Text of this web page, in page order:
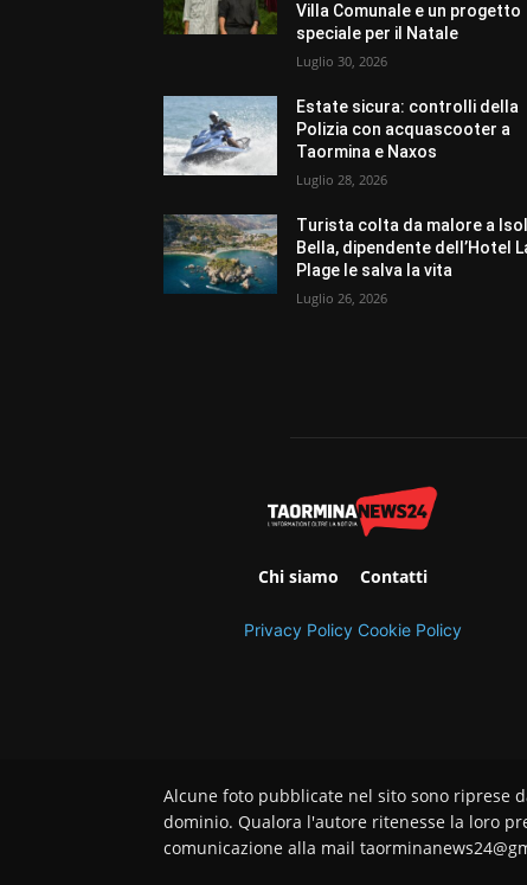
Villa Comunale e un progetto
speciale per il Natale
Luglio 30, 2026
Estate sicura: controlli della
Polizia con acquascooter a
Taormina e Naxos
Luglio 28, 2026
Turista colta da malore a
Bella, dipendente dell’Hotel
Plage le salva la vita
Luglio 26, 2026
Chi siamo Contatti
Privacy Policy Cookie Policy
Alcune foto pubblicate nel sito sono riprese
dominio. Qualora l'autore ritenesse la loro
comunicazione alla mail